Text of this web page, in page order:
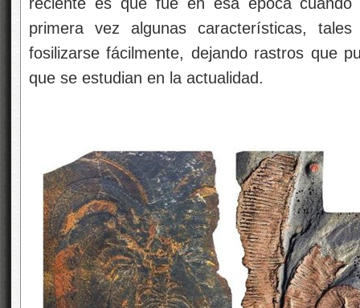
primera vez algunas características,
fosilizarse fácilmente, dejando rastros que
que se estudian en la actualidad.